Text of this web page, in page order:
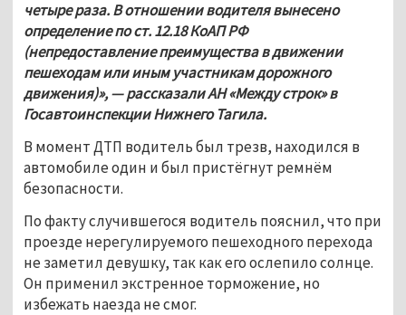
четыре раза. В отношении водителя вынесено
определение по ст. 12.18 КоАП РФ
(непредоставление преимущества в движении
пешеходам или иным участникам дорожного
движения)», — рассказали АН «Между строк» в
Госавтоинспекции Нижнего Тагила.
В момент ДТП водитель был трезв, находился в
автомобиле один и был пристёгнут ремнём
безопасности.
По факту случившегося водитель пояснил, что при
проезде нерегулируемого пешеходного перехода
не заметил девушку, так как его ослепило солнце.
Он применил экстренное торможение, но
избежать наезда не смог.